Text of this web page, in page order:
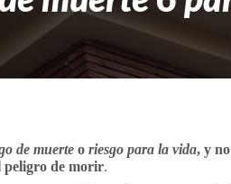
de muerte o riesgo para la vida, y no
peligro de morir.